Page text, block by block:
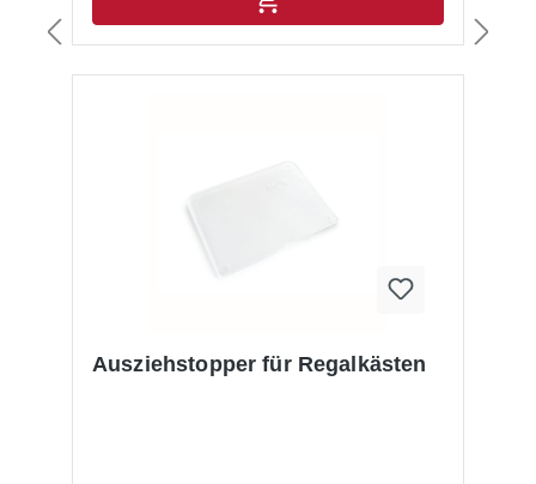
Ausziehstopper für Regalkästen